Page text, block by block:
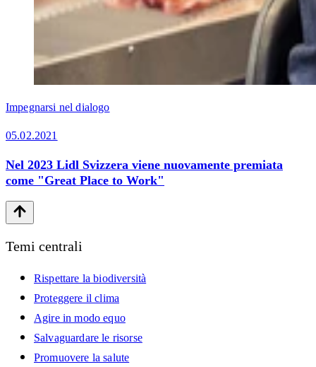
Impegnarsi nel dialogo
05.02.2021
Nel 2023 Lidl Svizzera viene nuovamente premiata
come "Great Place to Work"
Temi centrali
Rispettare la biodiversità
Proteggere il clima
Agire in modo equo
Salvaguardare le risorse
Promuovere la salute